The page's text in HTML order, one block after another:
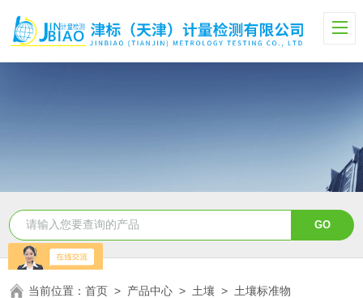
当前位置：首页 > 产品中心 > 土壤 > 土壤标准物